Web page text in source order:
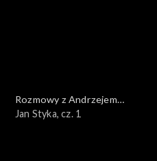
Rozmowy z Andrzejem
Doboszem
Jan Styka, cz. 1